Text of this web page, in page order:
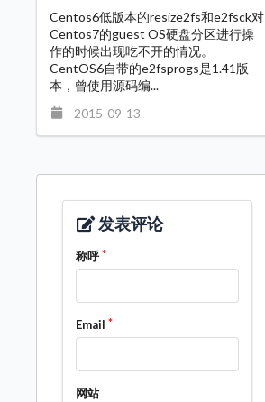
Centos6低版本的resize2fs和e2fsck对
Centos7的guest OS硬盘分区进行操
作的时候出现吃不开的情况。
CentOS6自带的e2fsprogs是1.41版
本，曾使用源码编...
2015-09-13
发表评论
称呼
Email
网站